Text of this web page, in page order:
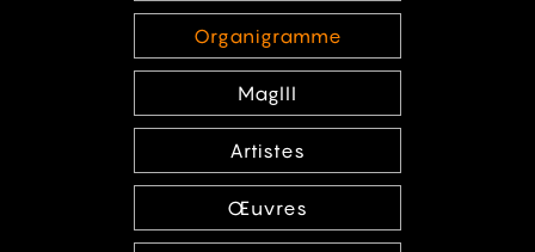
Organigramme
MagIII
Artistes
Œuvres